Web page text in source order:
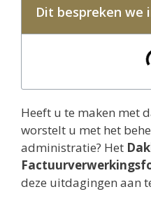
Dit bespreken we
Heeft u te maken met
worstelt u met het
administratie? Het
deze uitdagingen aan